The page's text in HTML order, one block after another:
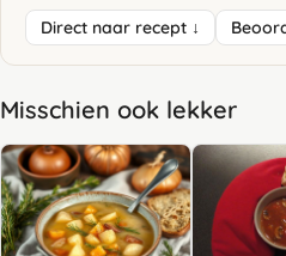
Direct naar recept ↓
Misschien ook lekker